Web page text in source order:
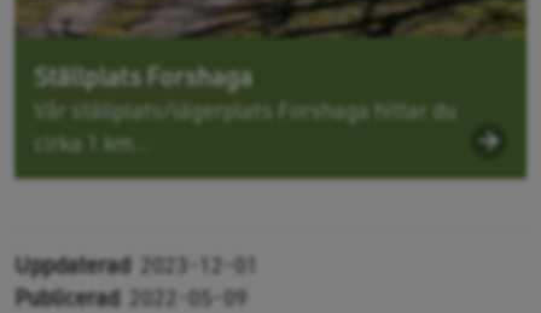
Ställplats Forshaga
Vår ställplats/lägerplats Forshaga hittar du
cirka 1 km...
Uppdaterad 2023-12-01
Publicerad 2022-05-09